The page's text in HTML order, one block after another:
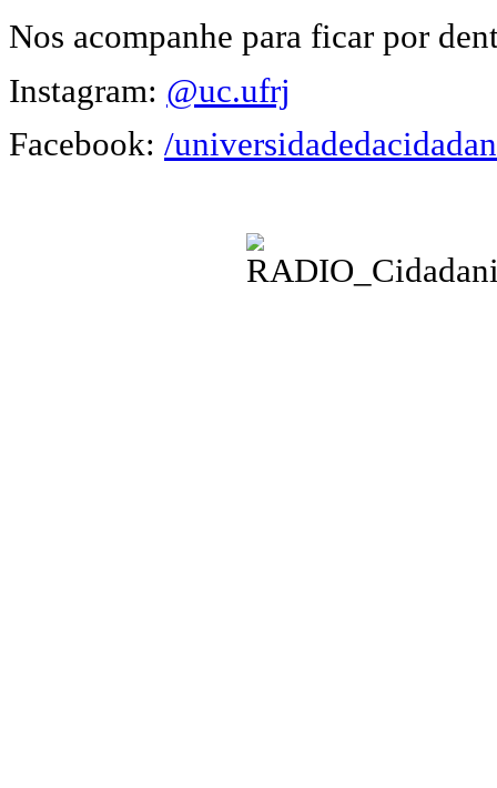
Nos acompanhe para ficar por
Instagram: @uc.ufrj
Facebook: /